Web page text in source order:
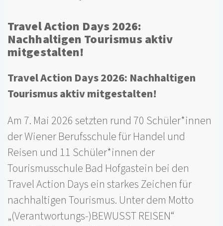
Travel Action Days 2026:
Nachhaltigen Tourismus aktiv
mitgestalten!
Travel Action Days 2026: Nachhaltigen
Tourismus aktiv mitgestalten!
Am 7. Mai 2026 setzten rund 70 Schüler*innen
der Wiener Berufsschule für Handel und
Reisen und 11 Schüler*innen der
Tourismusschule Bad Hofgastein bei den
Travel Action Days ein starkes Zeichen für
nachhaltigen Tourismus. Unter dem Motto
„(Verantwortungs-)BEWUSST REISEN“